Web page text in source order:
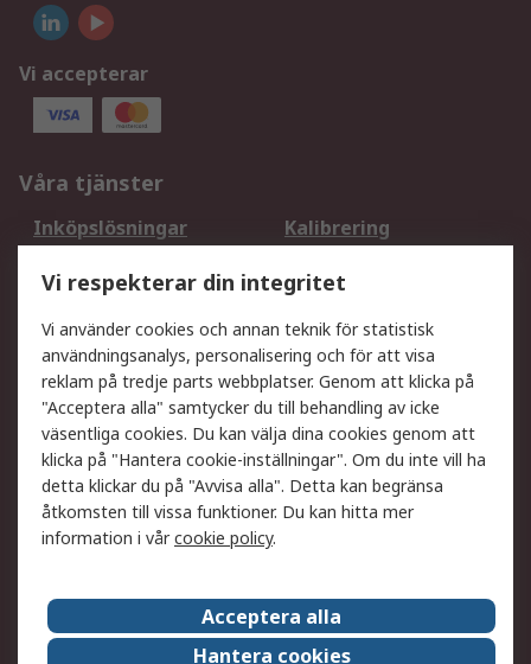
Vi accepterar
Våra tjänster
Inköpslösningar
Kalibrering
DesignSpark
Teknisk Support
Ditt lokala säljteam
Exportlösningar
Support
Få hjälp
Retur av varor
Leverans
Spåra din order
Begär en fakturakopi
Fördelar med RS-konto
Betalningsalternativ
Om RS
Försäljningsvillkor
Vi respekterar din integritet
Vi använder cookies och annan teknik för statistisk
användningsanalys, personalisering och för att visa
reklam på tredje parts webbplatser. Genom att klicka på
"Acceptera alla" samtycker du till behandling av icke
väsentliga cookies. Du kan välja dina cookies genom att
klicka på "Hantera cookie-inställningar". Om du inte vill ha
detta klickar du på "Avvisa alla". Detta kan begränsa
åtkomsten till vissa funktioner. Du kan hitta mer
information i vårcookie policy.
Acceptera alla
Hantera cookies